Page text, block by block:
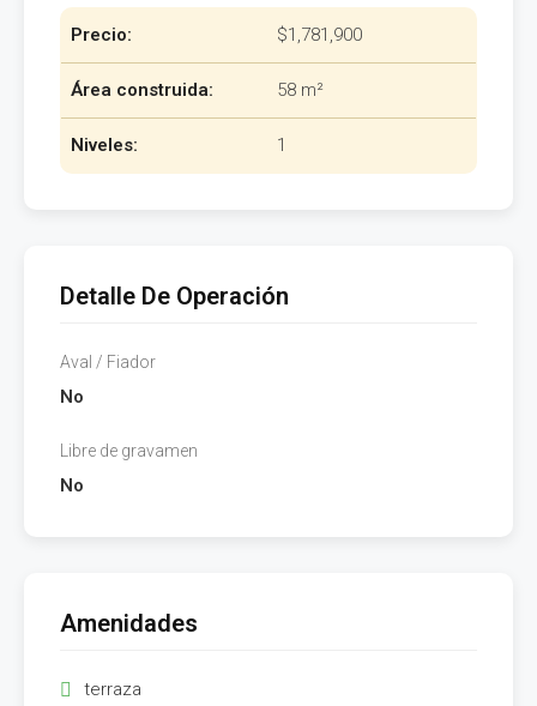
Precio: $1,781,900
Área construida: 58 m²
Niveles: 1
Detalle De Operación
Aval / Fiador
No
Libre de gravamen
No
Amenidades
terraza